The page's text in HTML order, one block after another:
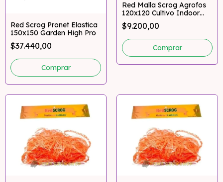
Red Scrog Pronet Elastica
150x150 Garden High Pro
$37.440,00
Red Malla Scrog Agrofos
120x120 Cultivo Indoor
Multired
$9.200,00